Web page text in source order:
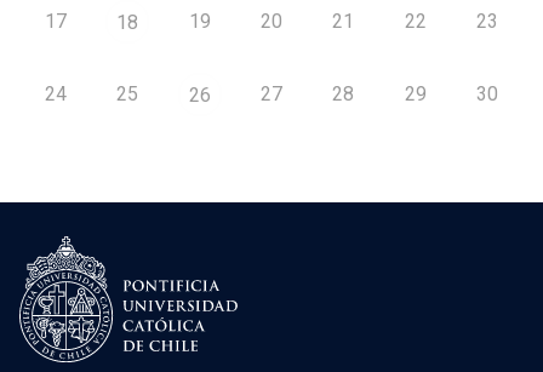
17 18 19 20 21 22 23
24 25 26 27 28 29 30